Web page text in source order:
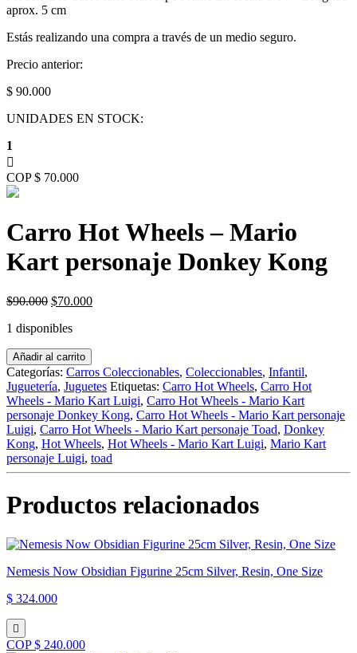
aprox. 5 cm
Estás realizando una compra a través de un medio seguro.
Precio anterior:
$ 90.000
UNIDADES EN STOCK:
1
COP $ 70.000
Carro Hot Wheels – Mario
Kart personaje Donkey Kong
$90.000 Original
was:
$70.000Current
1 disponibles
Carro
Hot
Wheels
-
Mario
Kart
personaje
Donkey
Kong
Añadir al carrito
Categorías: Carros Coleccionables, Coleccionables, Infantil,
Juguetería, Juguetes Etiquetas: Carro Hot Wheels, Carro Hot
Wheels - Mario Kart Luigi, Carro Hot Wheels - Mario Kart
personaje Donkey Kong, Carro Hot Wheels - Mario Kart personaje
Luigi, Carro Hot Wheels - Mario Kart personaje Toad, Donkey
Kong, Hot Wheels, Hot Wheels - Mario Kart Luigi, Mario Kart
personaje Luigi, toad
Productos relacionados
Nemesis Now Obsidian Figurine 25cm Silver, Resin, One Size
$ 324.000
COP $ 240.000